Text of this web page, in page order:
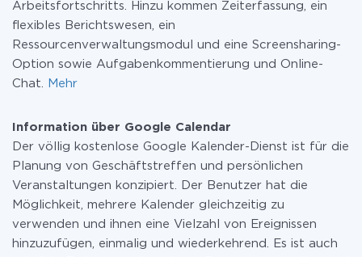
Arbeitsfortschritts. Hinzu kommen Zeiterfassung, ein
flexibles Berichtswesen, ein
Ressourcenverwaltungsmodul und eine Screensharing-
Option sowie Aufgabenkommentierung und Online-
Chat.
Mehr
Information über Google Calendar
Der völlig kostenlose Google Kalender-Dienst ist für die
Planung von Geschäftstreffen und persönlichen
Veranstaltungen konzipiert. Der Benutzer hat die
Möglichkeit, mehrere Kalender gleichzeitig zu
verwenden und ihnen eine Vielzahl von Ereignissen
hinzuzufügen, einmalig und wiederkehrend. Es ist auch